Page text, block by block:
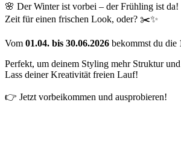
🌸 Der Winter ist vorbei – der Frühling ist da!
Zeit für einen frischen Look, oder? ✂️✨
Vom 01.04. bis 30.06.2026 bekommst du die
Perfekt, um deinem Styling mehr Struktur
Lass deiner Kreativität freien Lauf!
👉 Jetzt vorbeikommen und ausprobieren!